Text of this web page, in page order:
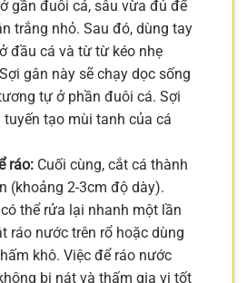
gần đuôi cá, sâu vừa đủ để
trắng nhỏ. Sau đó, dùng tay
đầu cá và từ từ kéo nhẹ
gân này sẽ chạy dọc sống
tự ở phần đuôi cá. Sợi
tạo mùi tanh của cá
ráo: Cuối cùng, cắt cá thành
(khoảng 2-3cm độ dày).
thể rửa lại nhanh một lần
ráo nước trên rổ hoặc dùng
khô. Việc để ráo nước
bị nát và thấm gia vị tốt